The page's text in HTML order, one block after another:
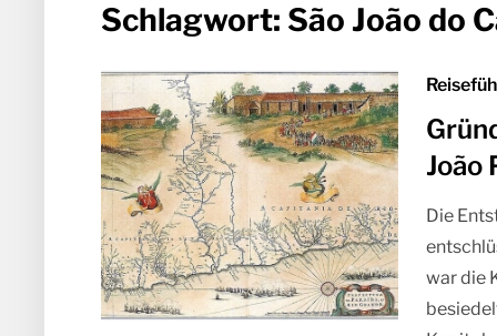
Schlagwort: São João do
João
Die
war die